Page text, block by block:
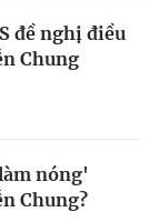
đề nghị điều
Chung
nóng'
Chung?